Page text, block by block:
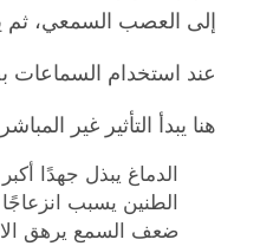
إلى العصب السمعي، ثم
عند استخدام السماعات
هنا يبدأ التأثير غير
الدماغ يبذل جهدًا
الطنين يسبب
ضعف السمع يرهق